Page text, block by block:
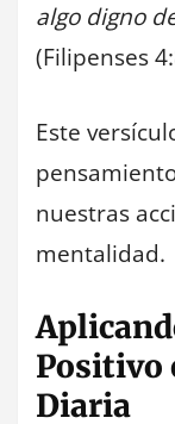
algo digno
(Filipenses
Este
nuestras
mentalidad.
Positivo
Diaria